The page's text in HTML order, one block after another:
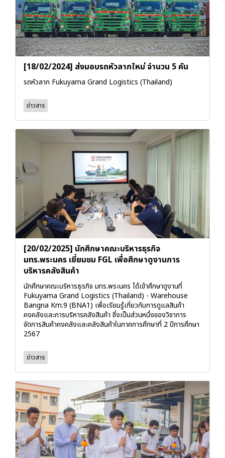
[18/02/2024] ส่งมอบรถหัวลากใหม่ จำนวน 5 คัน
รถหัวลาก Fukuyama Grand Logistics (Thailand)
ข่าวสาร
[20/02/2025] นักศึกษาคณะบริหารธุรกิจ
มทร.พระนคร เยี่ยมชม FGL เพื่อศึกษาดูงานการ
บริหารคลังสินค้า
นักศึกษาคณะบริหารธุรกิจ มทร.พระนคร ได้เข้าศึกษาดูงานที่
Fukuyama Grand Logistics (Thailand) - Warehouse
Bangna Km.9 (BNA1) เพื่อเรียนรู้เกี่ยวกับการดูแลสินค้า
คงคลังและการบริหารคลังสินค้า ซึ่งเป็นส่วนหนึ่งของวิชาการ
จัดการสินค้าคงคลังและคลังสินค้าในภาคการศึกษาที่ 2 ปีการศึกษา
2567
ข่าวสาร